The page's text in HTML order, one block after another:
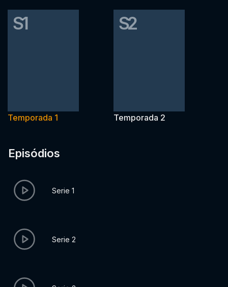
S1
Temporada 1
S2
Temporada 2
Episódios
Serie 1
Serie 2